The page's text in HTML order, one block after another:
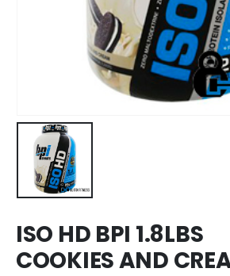
ISO HD BPI 1.8LBS
COOKIES AND